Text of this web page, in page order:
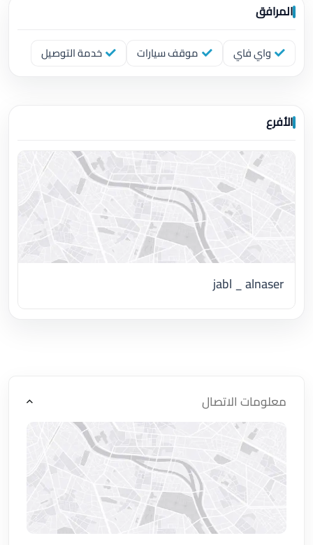
المرافق
واي فاي موقف سيارات خدمة التوصيل
الأفرع
jabl _ alnaser
معلومات الاتصال